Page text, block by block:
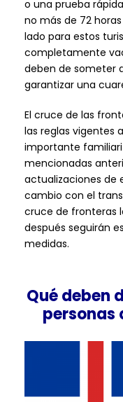
o una prueba
no más de 72
lado para estos
completamente
deben de someter
garantizar una
El cruce de las
las reglas vigentes
importante
mencionadas
actualizaciones de
cambio con el
cruce de fronteras
después seguirán
medidas.
Qué deben
personas